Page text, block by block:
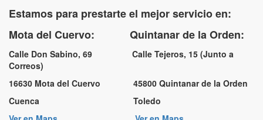
Estamos para prestarte el mejor servicio en:
Mota del Cuervo: Quintanar de la Orden:
Calle Don Sabino, 69 Calle Tejeros, 15 (Junto a
Correos)
16630 Mota del Cuervo 45800 Quintanar de la Orden
Cuenca Toledo